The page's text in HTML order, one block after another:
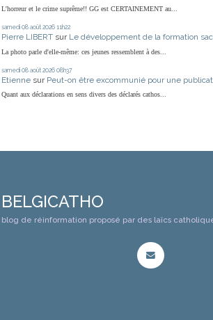
L'horreur et le crime suprême!! GG est CERTAINEMENT au...
samedi 08 août 2026 11h22
Pierre LIBERT sur Le développement de la formation
La photo parle d'elle-même: ces jeunes ressemblent à des...
samedi 08 août 2026 08h37
Etienne sur Peut-on être excommunié pour une
Quant aux déclarations en sens divers des déclarés cathos...
BELGICATHO
blog de réinformation proposé par des laïcs